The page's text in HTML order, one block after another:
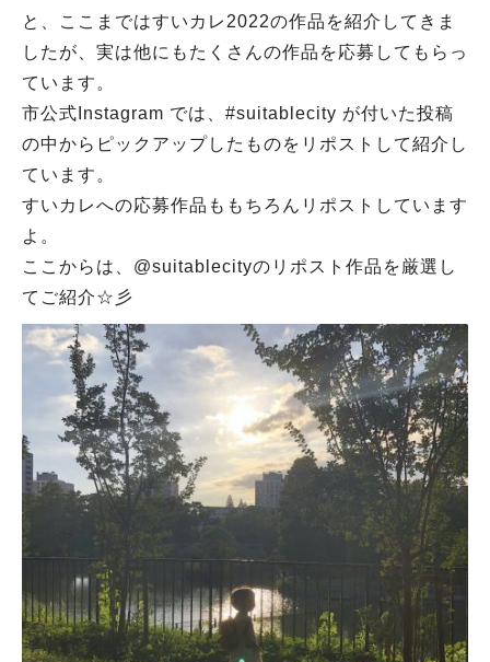
と、ここまではすいカレ2022の作品を紹介してきま
したが、実は他にもたくさんの作品を応募してもらっ
ています。
市公式Instagram では、#suitablecity が付いた投稿
の中からピックアップしたものをリポストして紹介し
ています。
すいカレへの応募作品ももちろんリポストしています
よ。
ここからは、@suitablecityのリポスト作品を厳選し
てご紹介☆彡